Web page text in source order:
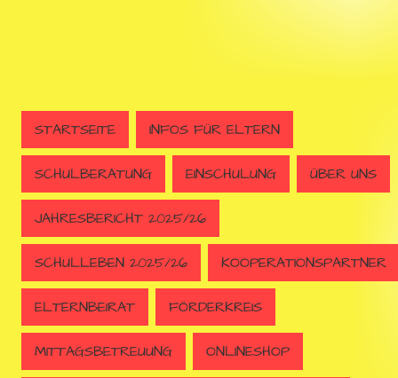
STARTSEITE INFOS FÜR ELTERN
SCHULBERATUNG EINSCHULUNG ÜBER UNS
JAHRESBERICHT 2025/26
SCHULLEBEN 2025/26 KOOPERATIONSPARTNER
ELTERNBEIRAT FÖRDERKREIS
MITTAGSBETREUUNG ONLINESHOP